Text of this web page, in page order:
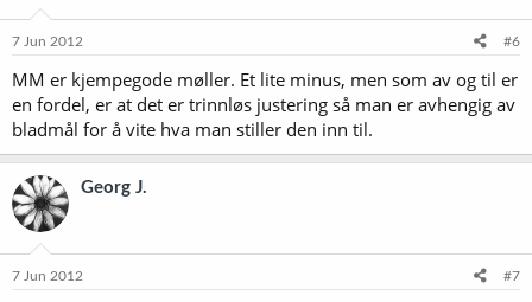
7 Jun 2012 #6
MM er kjempegode møller. Et lite minus, men som av og til er
en fordel, er at det er trinnløs justering så man er avhengig av
bladmål for å vite hva man stiller den inn til.
Georg J.
7 Jun 2012 #7